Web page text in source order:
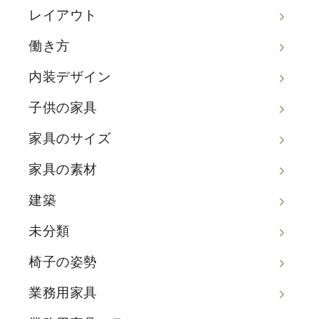
レイアウト
働き方
内装デザイン
子供の家具
家具のサイズ
家具の素材
建築
未分類
椅子の姿勢
業務用家具